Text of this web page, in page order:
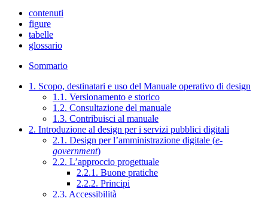
contenuti
figure
tabelle
glossario
Sommario
1. Scopo, destinatari e uso del Manuale operativo di design
1.1. Versionamento e storico
1.2. Consultazione del manuale
1.3. Contribuisci al manuale
2. Introduzione al design per i servizi pubblici digitali
2.1. Design per l’amministrazione digitale (e-
government)
2.2. L’approccio progettuale
2.2.1. Buone pratiche
2.2.2. Principi
2.3. Accessibilità